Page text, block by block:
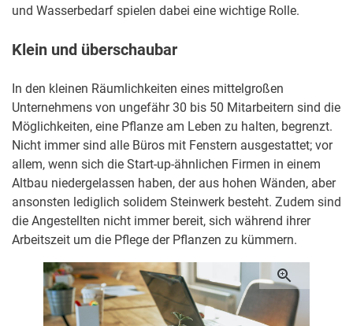
und Wasserbedarf spielen dabei eine wichtige Rolle.
Klein und überschaubar
In den kleinen Räumlichkeiten eines mittelgroßen
Unternehmens von ungefähr 30 bis 50 Mitarbeitern sind die
Möglichkeiten, eine Pflanze am Leben zu halten, begrenzt.
Nicht immer sind alle Büros mit Fenstern ausgestattet; vor
allem, wenn sich die Start-up-ähnlichen Firmen in einem
Altbau niedergelassen haben, der aus hohen Wänden, aber
ansonsten lediglich solidem Steinwerk besteht. Zudem sind
die Angestellten nicht immer bereit, sich während ihrer
Arbeitszeit um die Pflege der Pflanzen zu kümmern.